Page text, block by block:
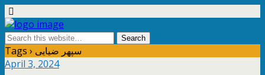
Tags › سپهر ضیایی
April 3, 2024